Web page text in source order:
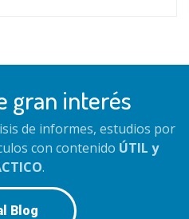
gran interés
de informes, estudios por
con contenido ÚTIL y
.
Blog